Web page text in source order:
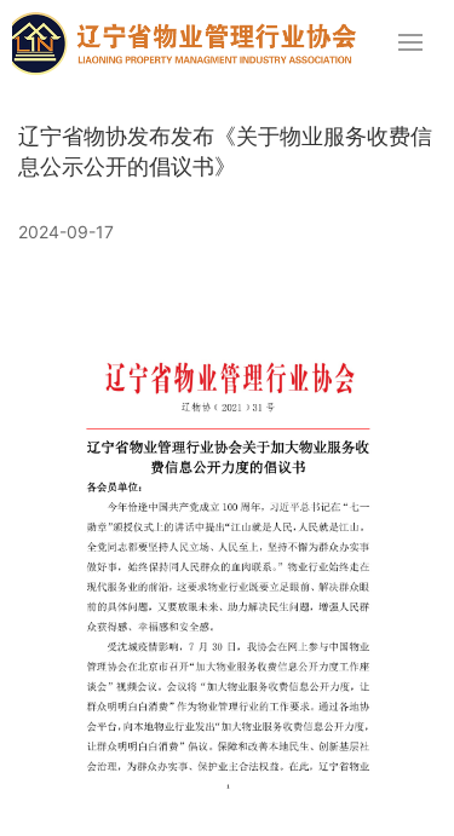
辽宁省物协发布发布《关于物业服务收费信
息公示公开的倡议书》
2024-09-17